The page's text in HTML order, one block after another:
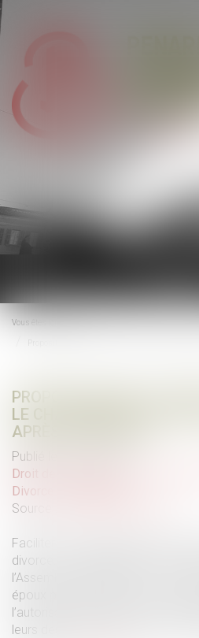
le
Vous êtes ici :
Proposition de loi visant à faciliter le
PROPOSITION DE LOI
LE CHANGEMENT DE NOM
APRÈS UN DIVORCE
Publié le :
Droit de la famille, des personnes
Divorce et séparation
Source :
Faciliter le changement de nom de
divorce. Tel est l’objectif de la
l’Assemblée nationale le 12
époux pourrait obtenir, avec
l’autorisation du juge, que l’ordre
leurs deux noms sont accolés